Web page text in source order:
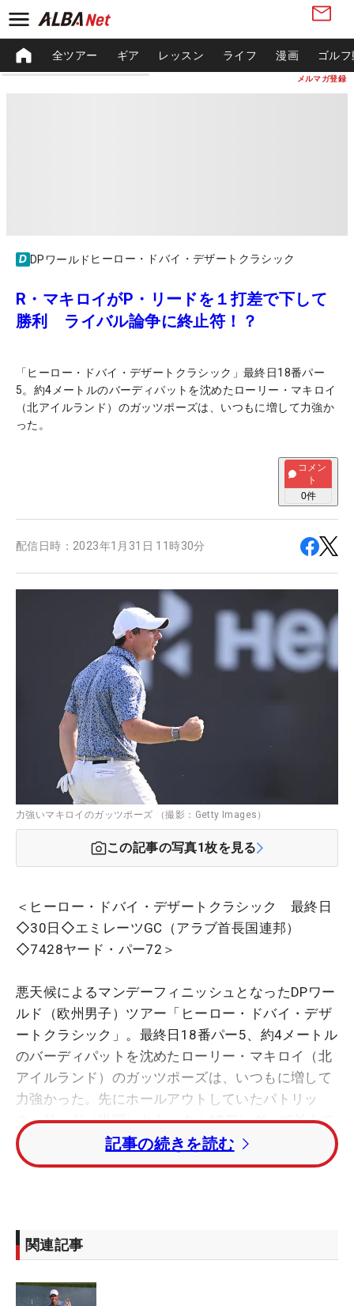
メルマガ登録
全ツアー ギア レッスン ライフ 漫画 ゴル
DPワールド ヒーロー・ドバイ・デザートクラシック
R・マキロイがP・リードを１打差で下して
勝利 ライバル論争に終止符！？
「ヒーロー・ドバイ・デザートクラシック」最終日18番パー
5。約4メートルのバーディパットを沈めたローリー・マキロイ
（北アイルランド）のガッツポーズは、いつもに増して力強か
った。
コメン
ト
0件
配信日時： 2023年1月31日 11時30分
力強いマキロイのガッツポーズ （撮影：Getty Images）
この記事の写真1枚を見る
＜ ヒーロー・ドバイ・デザートクラシック
最終日
◇30日◇エミレーツGC（アラブ首長国連邦）
◇7428ヤード・パー72＞
悪天候によるマンデーフィニッシュとなったDPワー
ルド（欧州男子）ツアー「ヒーロー・ドバイ・デザ
ートクラシック」。最終日18番パー5、約4メートル
のバーディパットを沈めたローリー・マキロイ（北
アイルランド）のガッツポーズは、いつもに増して
力強かった。先にホールアウトしていたパトリッ
ク・リード（米国）とトータル18アンダーで並んで
迎えた最終ホール。マキロイはこのバーディで19ア
ンダーとし、リードを見事に振り切って勝利した。
で、精神的にもっともタフなものの一つだった」と
メジャー3勝、百戦錬磨の世界ランキング1位は疲労
迎えたマキロイだが、一つ前を行く宿敵リードが序
記事の続きを読む
関連記事